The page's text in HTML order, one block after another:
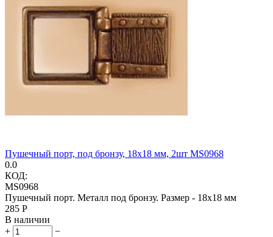
Пушечный порт, под бронзу, 18x18 мм, 2шт MS0968
0.0
КОД:
MS0968
Пушечный порт. Металл под бронзу. Размер - 18х18 мм
‍285‍ Р
В наличии
+
−